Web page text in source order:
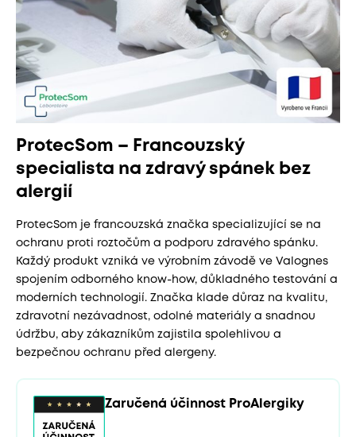
ProtecSom – Francouzský
specialista na zdravý spánek bez
alergií
ProtecSom je francouzská značka specializující se na
ochranu proti roztočům a podporu zdravého spánku.
Každý produkt vzniká ve výrobním závodě ve Valognes
spojením odborného know-how, důkladného testování a
moderních technologií. Značka klade důraz na kvalitu,
zdravotní nezávadnost, odolné materiály a snadnou
údržbu, aby zákazníkům zajistila spolehlivou a
bezpečnou ochranu před alergeny.
Zaručená účinnost ProAlergiky